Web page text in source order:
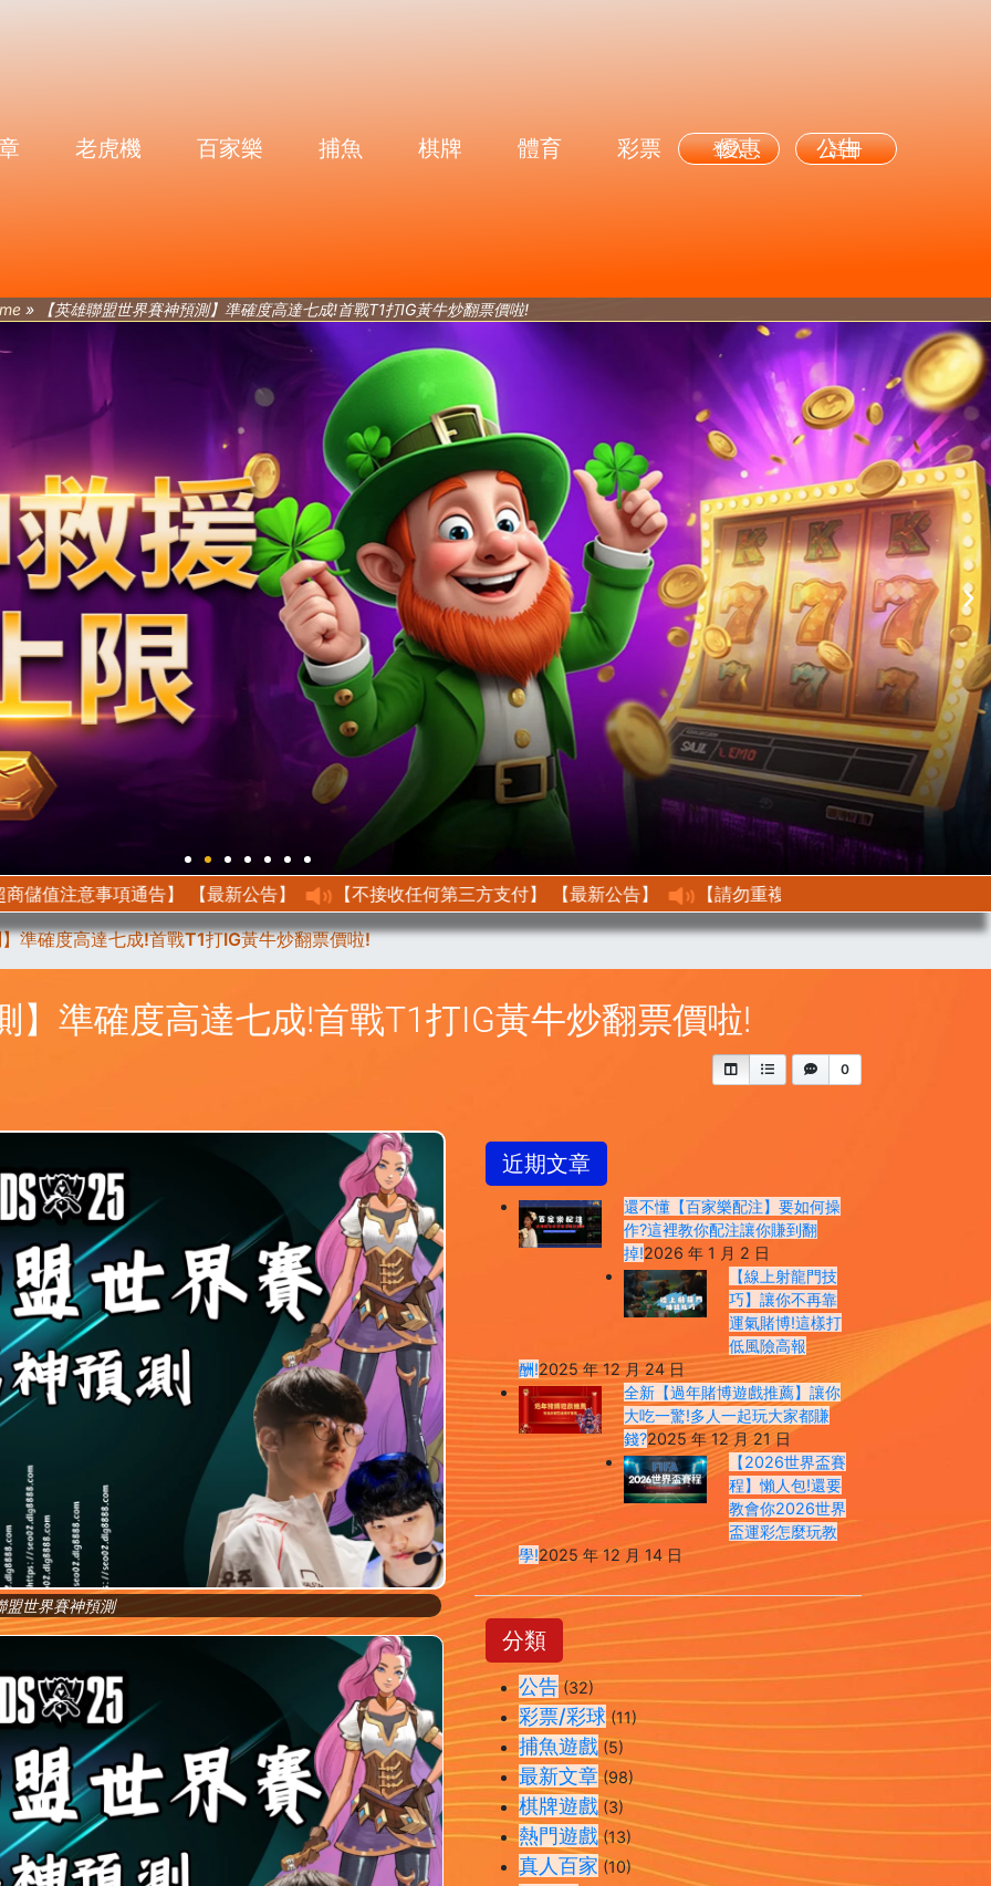
老虎機 百家樂 捕魚 棋牌 體育 彩票 優惠 公告
登入 註冊
» 【英雄聯盟世界賽神預測】準確度高達七成!首戰T1打IG黃牛炒翻票價啦!
【最新公告】 【超商儲值注意事項通告】 【最新公告】 【不接收任何第三方支付】
準確度高達七成!首戰T1打IG黃牛炒翻票價啦!
】準確度高達七成!首戰T1打IG黃牛炒翻票價啦!
0
盟世界賽神預測
近期文章
還不懂【百家樂配注】要如何操
作?這裡教你配注讓你賺到翻
掉!2026 年 1 月 2 日
【線上射龍門技
巧】讓你不再靠
運氣賭博!這樣打
低風險高報
酬!2025 年 12 月 24 日
全新【過年賭博遊戲推薦】讓你
大吃一驚!多人一起玩大家都賺
錢?2025 年 12 月 21 日
【2026世界盃賽
程】懶人包!還要
教會你2026世界
盃運彩怎麼玩教
學!2025 年 12 月 14 日
分類
公告(32)
彩票/彩球(11)
捕魚遊戲 (5)
最新文章(98)
棋牌遊戲 (3)
熱門遊戲(13)
真人百家 (10)